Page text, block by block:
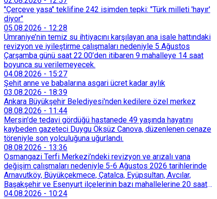
"Çerçeve yasa" teklifine 242 isimden tepki: "Türk milleti 'hayır'
diyor"
05.08.2026 - 12:28
Ümraniye’nin temiz su ihtiyacını karşılayan ana isale hattındaki
revizyon ve iyileştirme çalışmaları nedeniyle 5 Ağustos
Çarşamba günü saat 22.00’den itibaren 9 mahalleye 14 saat
boyunca su verilemeyecek.
04.08.2026 - 15:27
Şehit anne ve babalarına asgari ücret kadar aylık
03.08.2026 - 18:39
Ankara Büyükşehir Belediyesi'nden kedilere özel merkez
08.08.2026 - 11:44
Mersin'de tedavi gördüğü hastanede 49 yaşında hayatını
kaybeden gazeteci Duygu Öksüz Canova, düzenlenen cenaze
töreniyle son yolculuğuna uğurlandı.
08.08.2026 - 13:36
Osmangazi Terfi Merkezi’ndeki revizyon ve arızalı vana
değişim çalışmaları nedeniyle 5-6 Ağustos 2026 tarihlerinde
Arnavutköy, Büyükçekmece, Çatalca, Eyüpsultan, Avcılar,
Başakşehir ve Esenyurt ilçelerinin bazı mahallelerine 20 saat
süreyle su verilemeyecek.
04.08.2026 - 10:24